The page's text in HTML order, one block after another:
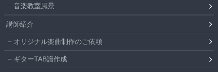
音楽教室風景
講師紹介
オリジナル楽曲制作のご依頼
ギターTAB譜作成